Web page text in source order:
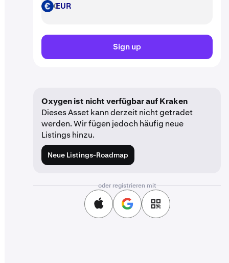
EUR EUR
Sign up
Oxygen ist nicht verfügbar auf Kraken
Dieses Asset kann derzeit nicht getradet
werden. Wir fügen jedoch häufig neue
Listings hinzu.
Neue Listings-Roadmap
oder registrieren mit